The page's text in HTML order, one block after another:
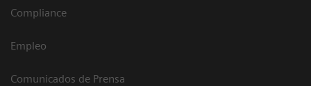
Compliance
Empleo
Comunicados de Prensa